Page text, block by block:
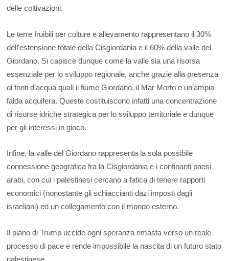
delle coltivazioni.
Le terre fruibili per colture e allevamento rappresentano il 30%
dell’estensione totale della Cisgiordania e il 60% della valle del
Giordano. Si capisce dunque come la valle sia una risorsa
essenziale per lo sviluppo regionale, anche grazie alla presenza
di fonti d’acqua quali il fiume Giordano, il Mar Morto e un’ampia
falda acquifera. Queste costituiscono infatti una concentrazione
di risorse idriche strategica per lo sviluppo territoriale e dunque
per gli interessi in gioco.
Infine, la valle del Giordano rappresenta la sola possibile
connessione geografica fra la Cisgiordania e i confinanti paesi
arabi, con cui i palestinesi cercano a fatica di tenere rapporti
economici (nonostante gli schiaccianti dazi imposti dagli
israeliani) ed un collegamento con il mondo esterno.
Il piano di Trump uccide ogni speranza rimasta verso un reale
processo di pace e rende impossibile la nascita di un futuro stato
palestinese.